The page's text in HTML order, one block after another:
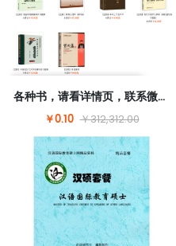
各种书，请看详情页，联系微信hsw982改价
￥0.10 ￥312,312.00